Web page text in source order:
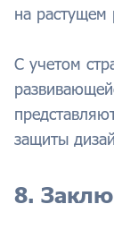
на растущем
С учетом
защиты
8.